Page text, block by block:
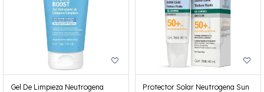
Gel De Limpieza Neutrogena
Protector Solar Neutrogena Sun